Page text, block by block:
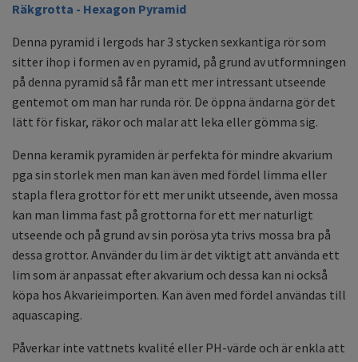
Räkgrotta - Hexagon Pyramid
Denna pyramid i lergods har 3 stycken sexkantiga rör som
sitter ihop i formen av en pyramid, på grund av utformningen
på denna pyramid så får man ett mer intressant utseende
gentemot om man har runda rör. De öppna ändarna gör det
lätt för fiskar, räkor och malar att leka eller gömma sig.
Denna keramik pyramiden är perfekta för mindre akvarium
pga sin storlek men man kan även med fördel limma eller
stapla flera grottor för ett mer unikt utseende, även mossa
kan man limma fast på grottorna för ett mer naturligt
utseende och på grund av sin porösa yta trivs mossa bra på
dessa grottor. Använder du lim är det viktigt att använda ett
lim som är anpassat efter akvarium och dessa kan ni också
köpa hos Akvarieimporten. Kan även med fördel användas till
aquascaping.
Påverkar inte vattnets kvalité eller PH-värde och är enkla att